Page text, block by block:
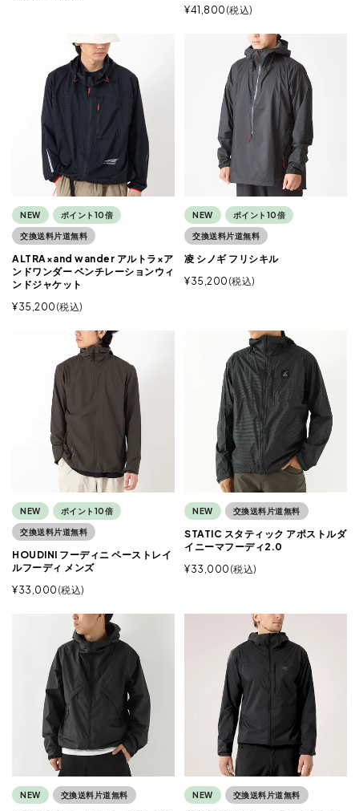
¥41,800 税込
NEW ポイント10倍
交換送料片道無料
ALTRA×and wander アルトラ×ア
ンドワンダー ベンチレーションウィ
ンドジャケット
¥35,200 税込
NEW ポイント10倍
交換送料片道無料
凌 シノギ フリシキル
¥35,200 税込
NEW ポイント10倍
交換送料片道無料
HOUDINI フーディニ ペーストレイ
ルフーディ メンズ
¥33,000 税込
NEW 交換送料片道無料
STATIC スタティック アポストルダ
イニーマフーディ2.0
¥33,000 税込
NEW 交換送料片道無料 NEW 交換送料片道無料